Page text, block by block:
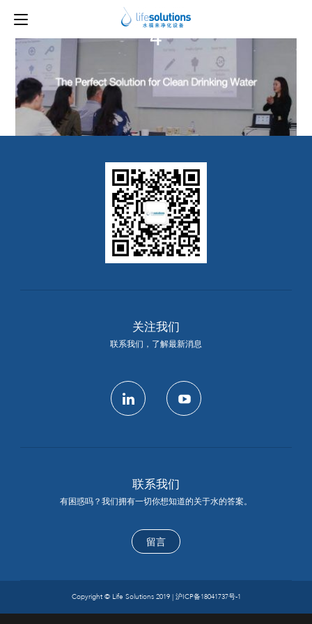
上一图片
4
关注我们
联系我们，了解最新消息
联系我们
有困惑吗？我们拥有一切你想知道的关于水的答案。
留言
Copyright © Life Solutions 2019 | 沪ICP备18041737号-1